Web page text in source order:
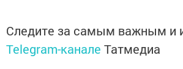
Следите за самым важным и
Telegram-канале Татмедиа